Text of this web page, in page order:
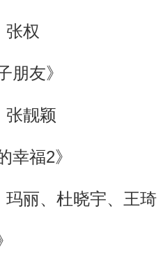
权
友》
靓颖
福2》
丽、杜晓宇、王琦